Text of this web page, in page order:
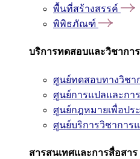
พื้นที่สร้างสรรค์
พิพิธภัณฑ์
บริการทดสอบและวิชาการ
ศูนย์ทดสอบทางวิชา
ศูนย์การแปลและกา
ศูนย์กฎหมายเพื่อปร
ศูนย์บริการวิชาการ
สารสนเทศและการสื่อสาร